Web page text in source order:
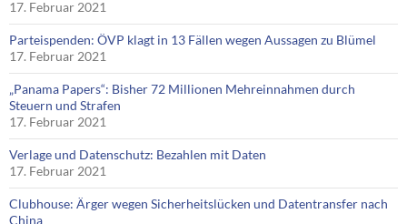
17. Februar 2021
Parteispenden: ÖVP klagt in 13 Fällen wegen Aussagen zu Blümel
17. Februar 2021
„Panama Papers“: Bisher 72 Millionen Mehreinnahmen durch
Steuern und Strafen
17. Februar 2021
Verlage und Datenschutz: Bezahlen mit Daten
17. Februar 2021
Clubhouse: Ärger wegen Sicherheitslücken und Datentransfer nach
China